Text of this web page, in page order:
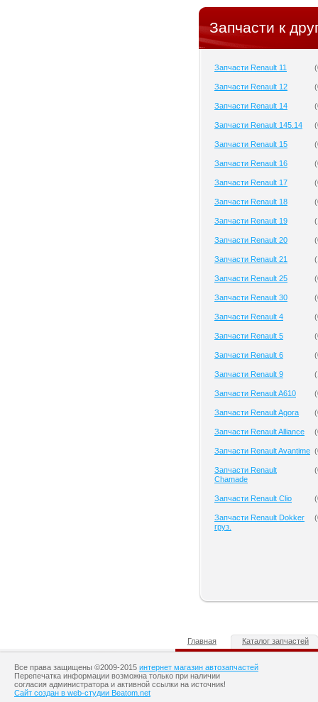
Запчасти к
Запчасти Renault 11 (
Запчасти Renault 12 (
Запчасти Renault 14 (
Запчасти Renault 145.14 (
Запчасти Renault 15 (
Запчасти Renault 16 (
Запчасти Renault 17 (
Запчасти Renault 18 (
Запчасти Renault 19 (
Запчасти Renault 20 (
Запчасти Renault 21 (
Запчасти Renault 25 (
Запчасти Renault 30 (
Запчасти Renault 4 (
Запчасти Renault 5 (
Запчасти Renault 6 (
Запчасти Renault 9 (
Запчасти Renault A610 (
Запчасти Renault Agora (
Запчасти Renault Alliance (
Запчасти Renault Avantime (
Запчасти Renault
Chamade
(
Запчасти Renault Clio (
Запчасти Renault Dokker
груз.
(
Главная Каталог запчастей
Все права защищены ©2009-2015 интернет магазин автозапчастей
Перепечатка информации возможна только при наличии
согласия администратора и активной ссылки на источник!
Сайт создан в web-студии Beatom.net